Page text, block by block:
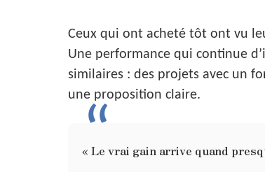
Ceux qui ont acheté tôt ont vu
Une performance qui continue
similaires : des projets avec un
une proposition claire.
« Le vrai gain arrive quand